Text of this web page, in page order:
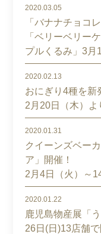
2020.03.05
「バナナチョコ
「ベリーベリー
プルくるみ」3月
2020.02.13
おにぎり4種を新
2月20日（木）よ
2020.01.31
クイーンズベー
ア」開催！
2月4日（火）～
2020.01.22
鹿児島物産展「
26日(日)13店舗で